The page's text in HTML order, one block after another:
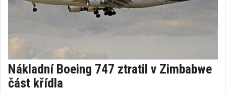
Nákladní Boeing 747 ztratil v Zimbabwe
část křídla